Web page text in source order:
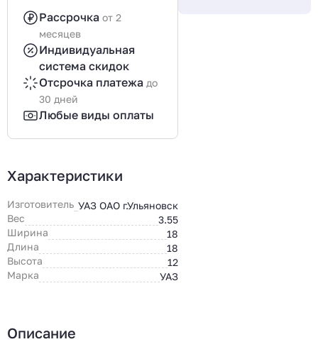
Рассрочка от 2
месяцев
Индивидуальная
система скидок
Отсрочка платежа до
30 дней
Любые виды оплаты
Характеристики
Изготовитель УАЗ ОАО г.Ульяновск
Вес
3.55
Ширина
18
Длина
18
Высота
12
Марка
УАЗ
Описание